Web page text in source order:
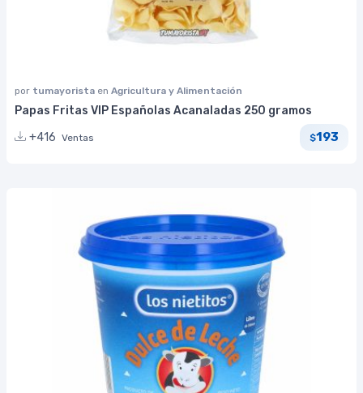
por tumayorista en Agricultura y Alimentación
Papas Fritas VIP Españolas Acanaladas 250 gramos
+416 Ventas $193